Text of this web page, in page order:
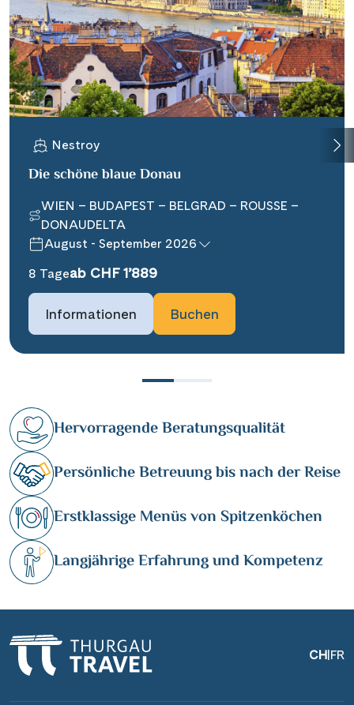
Nestroy
Die schöne blaue Donau
WIEN – BUDAPEST – BELGRAD – ROUSSE –
DONAUDELTA
August - September 2026
8 Tageab CHF 1’889
Informationen Buchen
Hervorragende Beratungsqualität
Persönliche Betreuung bis nach der Reise
Erstklassige Menüs von Spitzenköchen
Langjährige Erfahrung und Kompetenz
CH|FR